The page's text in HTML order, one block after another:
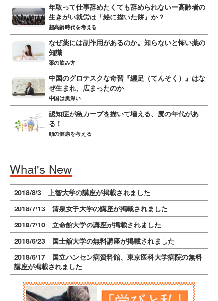
年取って仕事辞めたくても辞められないー高齢者の
生きがい就労は「絵に描いた餅」か？
超高齢時代を考える
なぜ薬には副作用があるのか。知らないと怖い薬の
知識
薬の飲み方
中国のグロテスクな奇習『纏足（てんそく）』はな
ぜ生まれ、広まったのか
中国は奥深い
認知症が急カーブを描いて増える、魔の年代があ
る！
頭の健康を考える
What's New
2018/8/3 上智大学の講座が掲載されました
2018/7/13 清泉女子大学の講座が掲載されました
2018/7/10 立命館大学の講座が掲載されました
2018/6/23 国士舘大学の無料講座が掲載されました
2018/6/17 国立ハンセン病資料館、東京医科大学病院の無料
講座が掲載されました